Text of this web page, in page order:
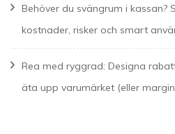
Behöver du svängrum i kassan?
kostnader, risker och smart
Rea med ryggrad: Designa
äta upp varumärket (eller